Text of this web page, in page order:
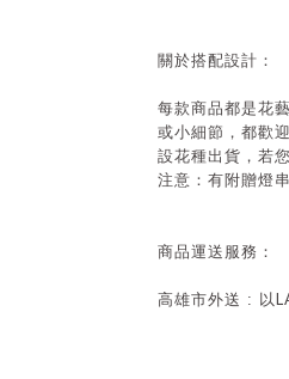
關於搭配設計：
每款商品都是花
或小細節，都歡
設花種出貨，若
注意：有附贈燈
商品運送服務：
高雄市外送 : 以